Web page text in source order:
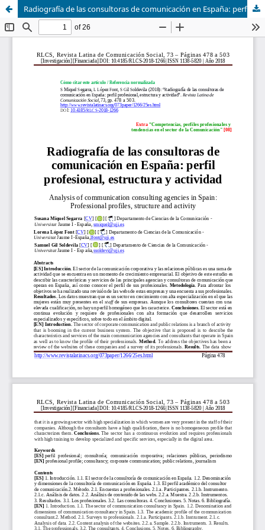
Radiografía de las consultoras de comunicación en España: perfil profesional, estructura y actividad